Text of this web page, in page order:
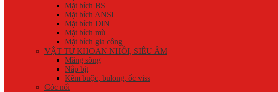
Mặt bích BS
Mặt bích ANSI
Mặt bích DIN
Mặt bích mù
Mặt bích gia công
VẬT TƯ KHOAN NHỒI, SIÊU ÂM
Măng sông
Nắp bịt
Kẽm buộc, bulong, ốc viss
Cóc nối